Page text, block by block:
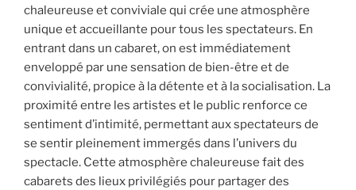
chaleureuse et conviviale qui crée une atmosphère
unique et accueillante pour tous les spectateurs. En
entrant dans un cabaret, on est immédiatement
enveloppé par une sensation de bien-être et de
convivialité, propice à la détente et à la socialisation. La
proximité entre les artistes et le public renforce ce
sentiment d’intimité, permettant aux spectateurs de
se sentir pleinement immergés dans l’univers du
spectacle. Cette atmosphère chaleureuse fait des
cabarets des lieux privilégiés pour partager des